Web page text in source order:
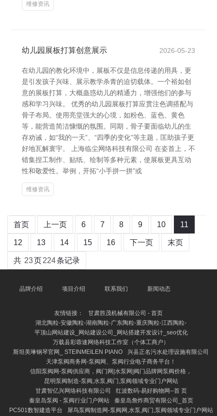
维修资讯
幼儿园展板打算创意展示 2026-05-23
在幼儿园的教化环境中，展板不仅是信息传递的用具，更
是引发孩子兴味、展示教学杀青的迫切载体。一个裕如创
意的展板打算，大概蛊惑幼儿的精通力，增强他们的参与
感和学习兴味。 优秀的幼儿园展板打算应贯注色调搭配与
骨子布局。使用亮堂强大的心境，如粉色、蓝色、黄色
等，能营造简洁慷慨的氛围。同期，骨子要面临幼儿的生
存劝诫，如“我的一天”、“四季的变化”等主题，匡助孩子更
好地瓦解寰宇。 上海临尘网络科技有限公司 在姿首上，不
错集捏工制作、贴纸、绘制等多种元素，使展板更具互动
性和敬爱性。举例，开拓“小手拼一拼”或
维修资讯
首页 上一页 6 7 8 9 10 11
12 13 14 15 16 下一页 末页
共 23页224条记录
品牌介绍 项目介绍 联系我们 新闻动态
友情链接：
甘肃胜茂机械有限公司 - 首页
湖北陶粒-安徽陶粒-湖南陶粒-广东陶粒-重庆陶粒-江西陶粒-
平顶山网站建设_网站建设公司_网站搭建开发设计_seo优化
万载县彩蓉速网络科技工作室（个体工商户）
斯坦美琳钢琴官网_ STEINMEILEN PIANO
兴县正名污水处理设施有限公司
天津泵阀商务网-泵阀网、泵阀行业电子商务平台！
信阳泵阀网-泵阀供应商，阀门网|水泵网|阀门品牌网泵阀价格，
昆明泵阀制造-泵阀,水泵,阀门,泵阀领域专业门户网站
甘肃智亿兴网络科技有限公司
红波数码-易好购物网--首 页
秦皇岛泵阀 - 泵阀行业门户网站
秦皇岛詹炸商贸有限公司_首页
PC501数智建造平台
犀鸟泵阀制造网-泵阀网,水泵,阀门,泵阀领域专业门户网站